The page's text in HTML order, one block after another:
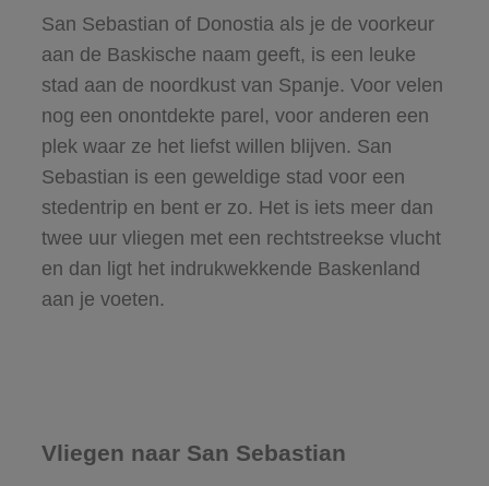
San Sebastian of Donostia als je de voorkeur
aan de Baskische naam geeft, is een leuke
stad aan de noordkust van Spanje. Voor velen
nog een onontdekte parel, voor anderen een
plek waar ze het liefst willen blijven. San
Sebastian is een geweldige stad voor een
stedentrip en bent er zo. Het is iets meer dan
twee uur vliegen met een rechtstreekse vlucht
en dan ligt het indrukwekkende Baskenland
aan je voeten.
Vliegen naar San Sebastian